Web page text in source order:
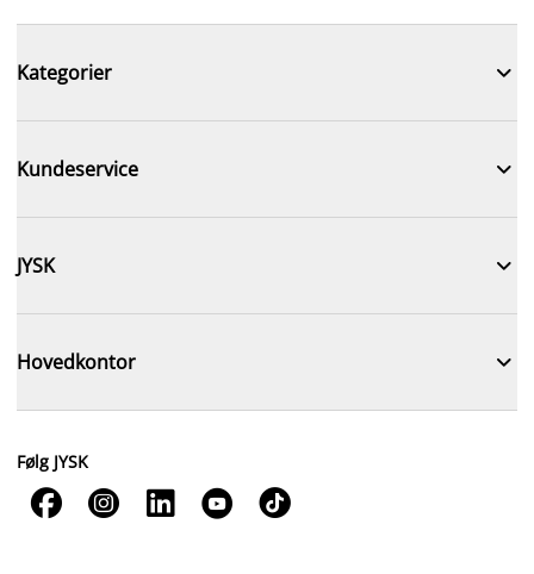
Kategorier 
Kundeservice 
JYSK 
Hovedkontor 
Følg JYSK
    